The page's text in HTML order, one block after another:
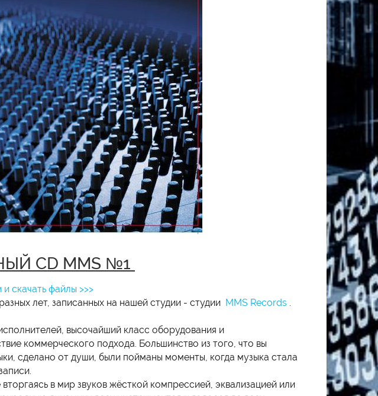
CD MMS №1
скачать файлы >>>
лет, записанных на нашей студии - студии MMS Records .
высочайший класс оборудования и
коммерческого подхода. Большинство из того, что вы
сделано от души, были пойманы моменты, когда музыка стала
в мир звуков жёсткой компрессией, эквализацией или